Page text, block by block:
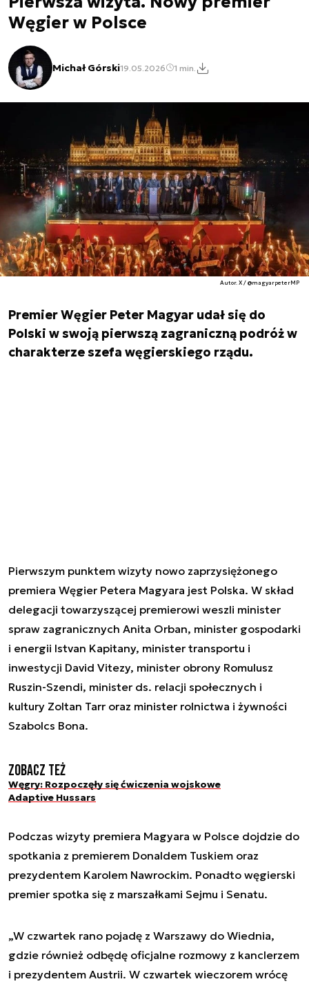
Węgier w Polsce
Michał Górski19.05.2026 1 min.
Autor. X / @magyarpeterMP
Premier Węgier Peter Magyar udał się do
Polski w swoją pierwszą zagraniczną podróż w
charakterze szefa węgierskiego rządu.
Pierwszym punktem wizyty nowo zaprzysiężonego
premiera Węgier Petera Magyara jest Polska. W skład
delegacji towarzyszącej premierowi weszli minister
spraw zagranicznych Anita Orban, minister gospodarki
i energii Istvan Kapitany, minister transportu i
inwestycji David Vitezy, minister obrony Romulusz
Ruszin-Szendi, minister ds. relacji społecznych i
kultury Zoltan Tarr oraz minister rolnictwa i żywności
Szabolcs Bona.
Zobacz też
Węgry: Rozpoczęły się ćwiczenia wojskowe
Adaptive Hussars
Podczas wizyty premiera Magyara w Polsce dojdzie do
spotkania z premierem Donaldem Tuskiem oraz
prezydentem Karolem Nawrockim. Ponadto węgierski
premier spotka się z marszałkami Sejmu i Senatu.
„W czwartek rano pojadę z Warszawy do Wiednia,
gdzie również odbędę oficjalne rozmowy z kanclerzem
i prezydentem Austrii. W czwartek wieczorem wrócę